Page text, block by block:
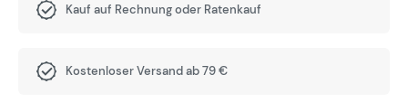
Kauf auf Rechnung oder Ratenkauf
Kostenloser Versand ab 79 €